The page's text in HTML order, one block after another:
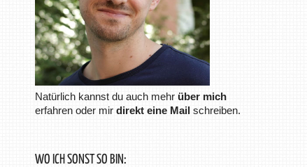
Natürlich kannst du auch mehr über mich
erfahren oder mirdirekt eine Mail schreiben.
WO ICH SONST SO BIN: